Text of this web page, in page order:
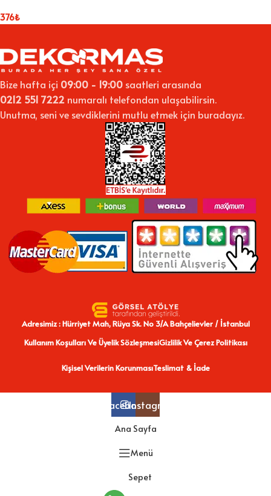
376₺
Bize hafta içi 09:00 - 19:00 saatleri arasında
0212 551 7222 numaralı telefondan ulaşabilirsin.
Unutma, seni ve sevdiklerini mutlu etmek için buradayız.
Adresimiz : Hürriyet Mah, Rüya Sk. No 3/A Bahçelievler / İstanbul
Kullanım Koşulları Ve Üyelik SözleşmesiGizlilik Ve Çerez Politikası
Kişisel Verilerin KorunmasıTeslimat & İade
FacebookInstagram
Ana Sayfa
Menü
Sepet